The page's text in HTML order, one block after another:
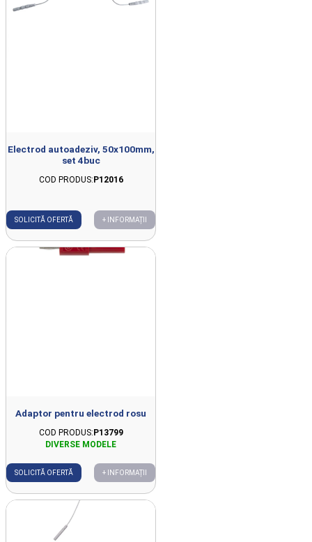
Electrod autoadeziv, 50x100mm,
set 4buc
COD PRODUS:P12016
SOLICITĂ OFERTĂ + INFORMAȚII
Adaptor pentru electrod rosu
COD PRODUS:P13799
SOLICITĂ OFERTĂ + INFORMAȚII